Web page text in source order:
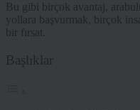
Bu gibi birçok avantaj,
yollara başvurmak, birçok
bir fırsat.
Başlıklar